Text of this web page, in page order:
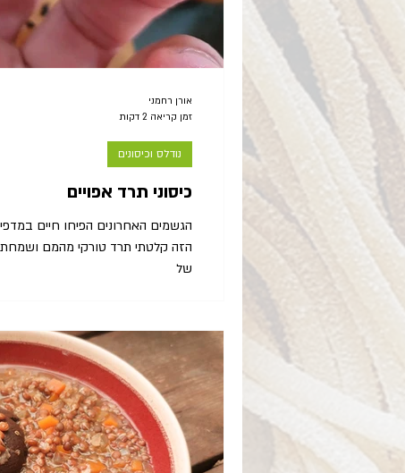
כיסוני תרד אפויים
הגשמים האחרונים הפיחו חיים
הזה קלטתי תרד טורקי מהמם ושמחתי
של
נודלס וכיסונים
אורן רחמני
זמן קריאה 2 דקות